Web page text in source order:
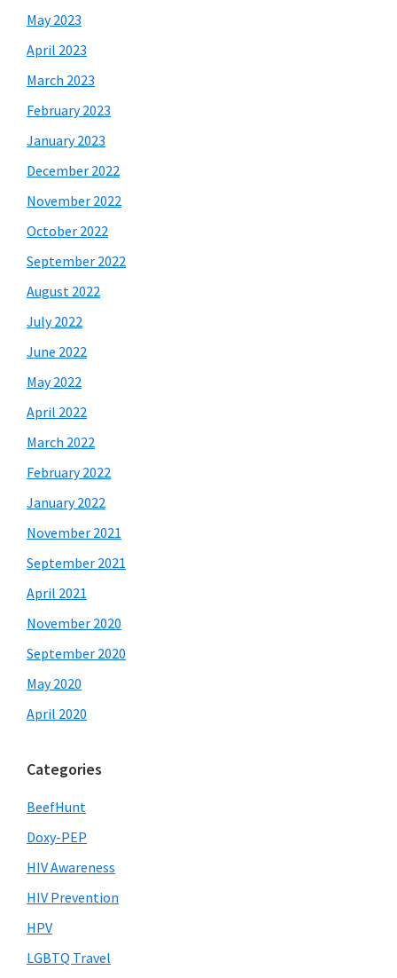
May 2023
April 2023
March 2023
February 2023
January 2023
December 2022
November 2022
October 2022
September 2022
August 2022
July 2022
June 2022
May 2022
April 2022
March 2022
February 2022
January 2022
November 2021
September 2021
April 2021
November 2020
September 2020
May 2020
April 2020
Categories
BeefHunt
Doxy-PEP
HIV Awareness
HIV Prevention
HPV
LGBTQ Travel